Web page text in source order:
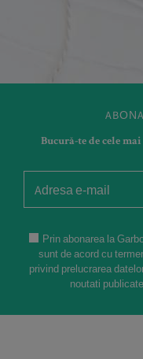
Bucură-te de cele
Prin abonarea la
sunt de acord cu
privind prelucrarea
noutati